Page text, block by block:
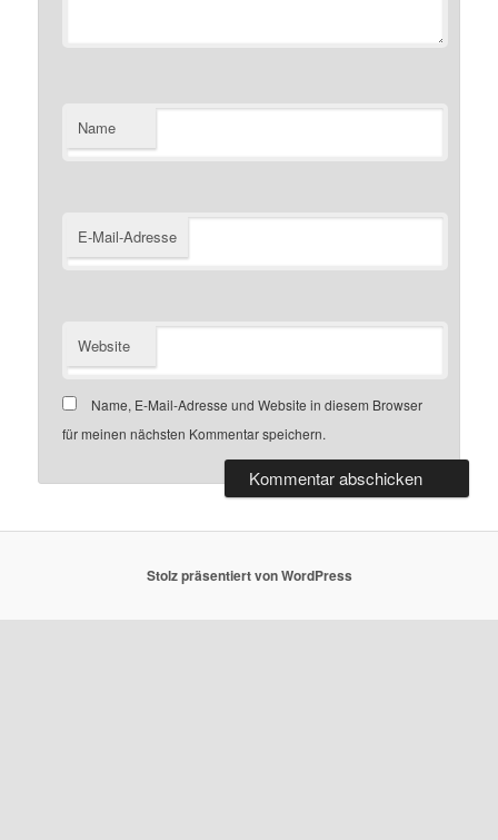
Name
E-Mail-Adresse
Website
Name, E-Mail-Adresse und Website in diesem Browser
für meinen nächsten Kommentar speichern.
Stolz präsentiert von WordPress